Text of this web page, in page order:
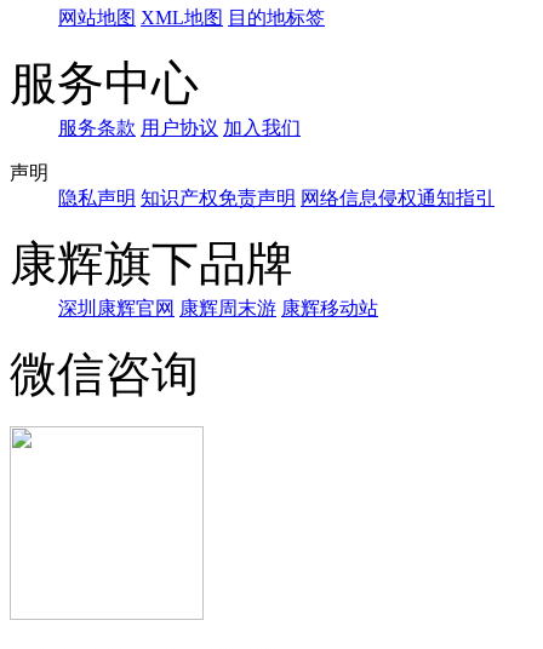
网站地图 XML地图 目的地标签
服务中心
服务条款 用户协议 加入我们
声明
隐私声明 知识产权免责声明 网络信息侵权通知指引
康辉旗下品牌
深圳康辉官网 康辉周末游 康辉移动站
微信咨询